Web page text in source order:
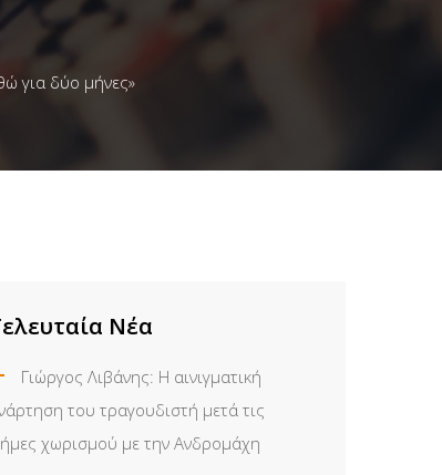
για δύο μήνες»
Νέα
Γιώργος Λιβάνης: Η αινιγματική
του τραγουδιστή μετά τις
χωρισμού με την Ανδρομάχη